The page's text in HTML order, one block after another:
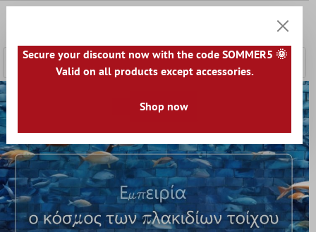
Secure your discount now with the code SOMMER5 🌞
Valid on all products except accessories.
Shop now